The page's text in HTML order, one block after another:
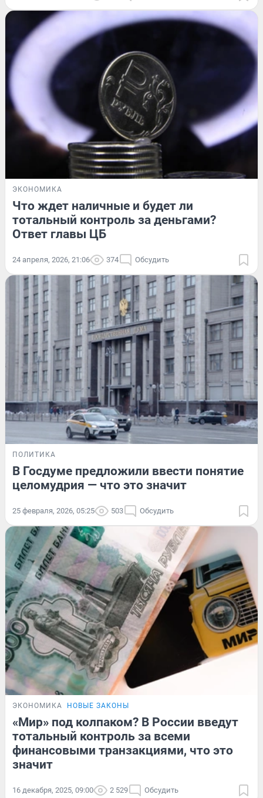
ЭКОНОМИКА
Что ждет наличные и будет ли
тотальный контроль за деньгами?
Ответ главы ЦБ
24 апреля, 2026, 21:06 374 Обсудить
ПОЛИТИКА
В Госдуме предложили ввести понятие
целомудрия — что это значит
25 февраля, 2026, 05:25 503 Обсудить
ЭКОНОМИКА НОВЫЕ ЗАКОНЫ
«Мир» под колпаком? В России введут
тотальный контроль за всеми
финансовыми транзакциями, что это
значит
16 декабря, 2025, 09:00 2 529 Обсудить